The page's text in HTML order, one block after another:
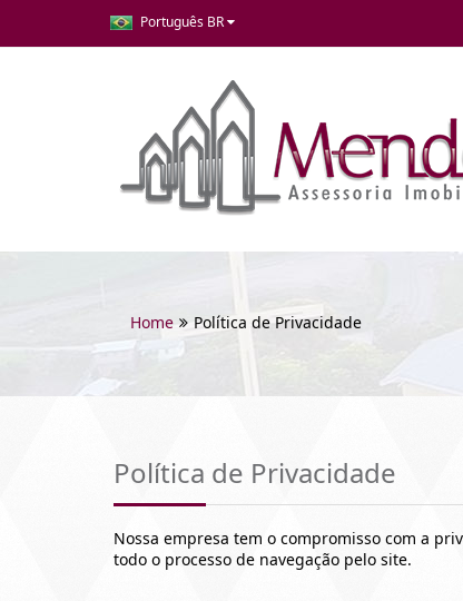
Português BR
Home Política de Privacidade
Política de Privacidade
Nossa empresa tem o compromisso com a
todo o processo de navegação pelo site.